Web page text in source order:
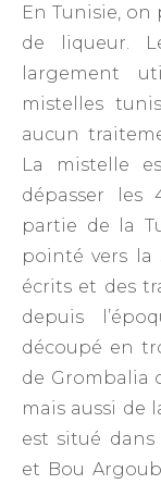
En Tunisie, on
de liqueur.
largement
mistelles
aucun
La mistelle
dépasser les
partie de la
pointé vers la
écrits et des
depuis
découpé en
de Grombalia
mais aussi de
est situé
et Bou